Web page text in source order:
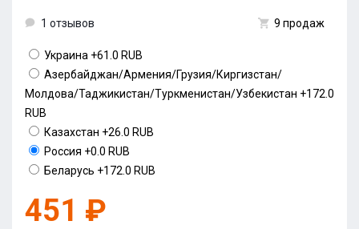
1 отзывов 9 продаж
Украина +61.0 RUB
Азербайджан/Армения/Грузия/Киргизстан/
Молдова/Таджикистан/Туркменистан/Узбекистан +172.0
RUB
Казахстан +26.0 RUB
Россия +0.0 RUB
Беларусь +172.0 RUB
451 ₽